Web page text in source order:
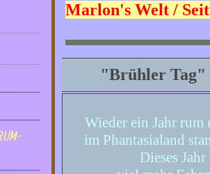
Marlon's Welt /
"Brühler Tag"
Wieder ein Jahr
im Phantasialand
Dieses